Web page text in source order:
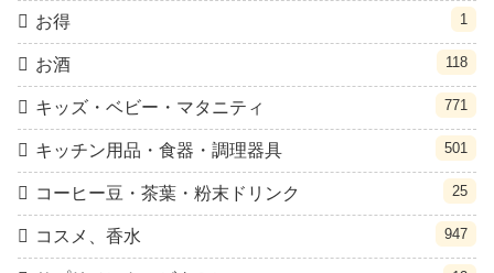
お得 1
お酒 118
キッズ・ベビー・マタニティ 771
キッチン用品・食器・調理器具 501
コーヒー豆・茶葉・粉末ドリンク 25
コスメ、香水 947